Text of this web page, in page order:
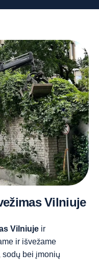
Vilniuje
Vilniuje ir
ir išvežame
sodų bei įmonių